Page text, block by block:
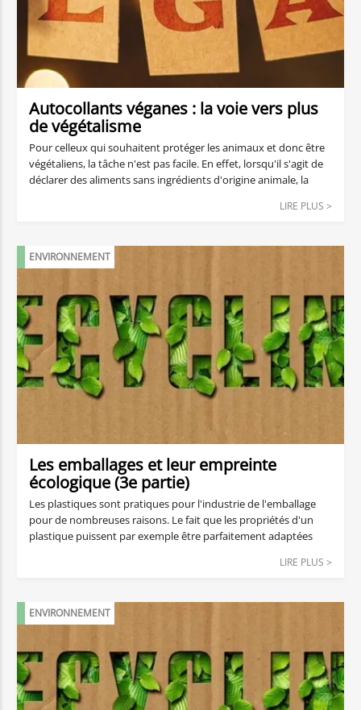
Autocollants véganes : la voie vers plus
de végétalisme
Pour celleux qui souhaitent protéger les animaux et donc être
végétaliens, la tâche n'est pas facile. En effet, lorsqu'il s'agit de
déclarer des aliments sans ingrédients d'origine animale, la
nécessairement à leur emballage. Vous découvrirez dans cet
végétaliennes et comment reconnaître les autocollants
végétaliens.
LIRE PLUS >
ENVIRONNEMENT
Les emballages et leur empreinte
écologique (3e partie)
Les plastiques sont pratiques pour l'industrie de l'emballage
pour de nombreuses raisons. Le fait que les propriétés d'un
plastique puissent par exemple être parfaitement adaptées
matières premières relativement bon marché en sont uneLIRE PLUS >
ENVIRONNEMENT